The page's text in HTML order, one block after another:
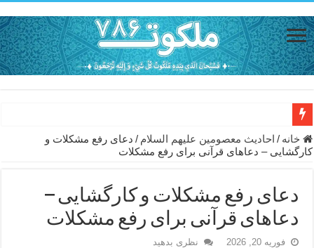
حاجت روایی با ذکر صلوات خاصه امام رضا (ع) – دعای شفای بیمار از
دعای حفظ جان خانواده از بلا در سفر – دعای دفع بلا در قرآن
دعای مجرب برای رفع گرفتاری – ذکر قوی برای جلوگیری از اندوه و
دعا برای عاشق شدن طرف مقابل – عاشق کردن طرف مقابل از راه
دعای حفظ جان عزیزان از بلا در سفر – دعا برای رفع حوادث بد روزانه
خانه / احاديث معصومين عليهم السلام / دعای رفع مشکلات و
کارگشایی – دعاهای قرآنی برای رفع مشکلات
دعای رفع مشکلات و کارگشایی –
دعاهای قرآنی برای رفع مشکلات
فوریه 20, 2026 نظری بدهید